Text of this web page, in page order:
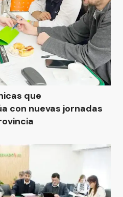
que
con nuevas jornadas